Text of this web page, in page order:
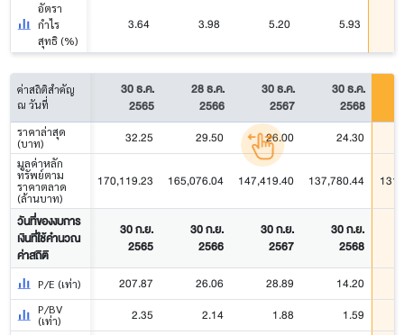
อัตรา
กำไร
สุทธิ (%)
3.64 3.98 5.20 5.93
ค่าสถิติสำคัญ
ณ วันที่
30 ธ.ค.
2565
28 ธ.ค.
2566
30 ธ.ค.
2567
30 ธ.ค.
2568
ราคาล่าสุด
(บาท)
32.25 29.50 26.00 24.30
มูลค่าหลัก
ทรัพย์ตาม
ราคาตลาด
(ล้านบาท)
170,119.23 165,076.04 147,419.40 137,780.44
วันที่ของงบการ
เงินที่ใช้คำนวณ
ค่าสถิติ
30 ก.ย.
2565
30 ก.ย.
2566
30 ก.ย.
2567
30 ก.ย.
2568
P/E (เท่า) 207.87 26.06 28.89 14.20
P/BV
(เท่า)
2.35 2.14 1.88 1.59